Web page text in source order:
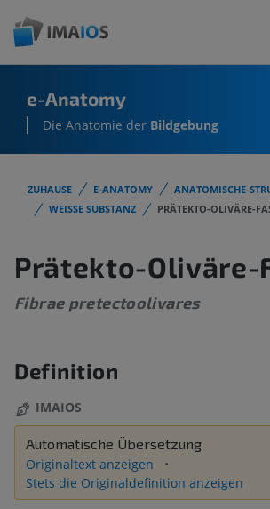
e-Anatomy
Die Anatomie der Bildgebung
ZUHAUSE E-ANATOMY ANATOMISCHE-
WEISSE SUBSTANZ
PRÄTEKTO-OLIVÄRE-
Prätekto-Oliväre-
Fibrae pretectoolivares
Definition
IMAIOS
Automatische Übersetzung
Originaltext anzeigen
Stets die Originaldefinition anzeigen